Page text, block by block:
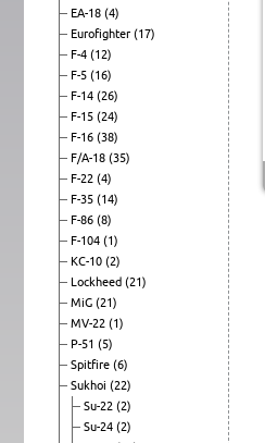
EA-18 (4)
Eurofighter (17)
F-4 (12)
F-5 (16)
F-14 (26)
F-15 (24)
F-16 (38)
F/A-18 (35)
F-22 (4)
F-35 (14)
F-86 (8)
F-104 (1)
KC-10 (2)
Lockheed (21)
MiG (21)
MV-22 (1)
P-51 (5)
Spitfire (6)
Sukhoi (22)
Su-22 (2)
Su-24 (2)